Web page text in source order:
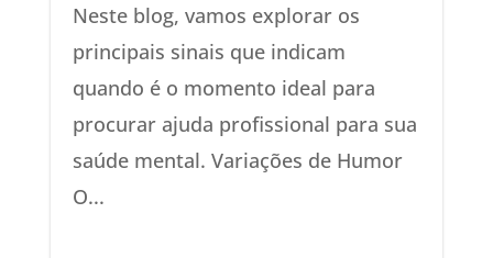
Neste blog, vamos explorar os
principais sinais que indicam
quando é o momento ideal para
procurar ajuda profissional para sua
saúde mental. Variações de Humor
O...